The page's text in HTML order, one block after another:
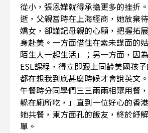
從小，張恩嬅就得承擔更多的挫折
逝，父親當時在上海經商，她放棄
嬌女，卻謹記母親的心願，把握拓
身赴美。一方面借住在素未謀面的
陌生人一起生活」；另一方面，因
ESL課程，得立即跟上同齡美國孩
都在想我到底甚麼時候才會說英文
午餐時分同學們三三兩兩相聚用餐
躲在廁所吃，」直到一位好心的香
她共餐，東方面孔的飯友，終於紓
單。